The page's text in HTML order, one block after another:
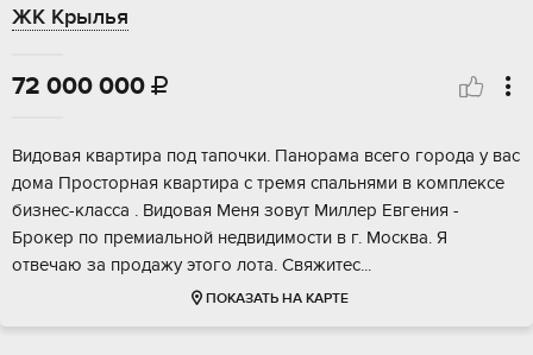
ЖК Крылья
72 000 000 
Видовая квартира под тапочки. Панорама всего города у вас
дома Просторная квартира с тремя спальнями в комплексе
бизнес-класса . Видовая Меня зовут Миллер Евгения -
Брокер по премиальной недвидимости в г. Москва. Я
отвечаю за продажу этого лота. Свяжитес...
ПОКАЗАТЬ НА КАРТЕ